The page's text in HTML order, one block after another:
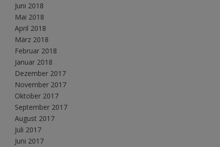
Juni 2018
Mai 2018
April 2018
März 2018
Februar 2018
Januar 2018
Dezember 2017
November 2017
Oktober 2017
September 2017
August 2017
Juli 2017
Juni 2017